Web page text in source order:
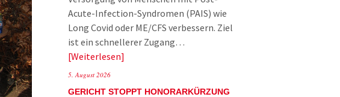
Acute-Infection-Syndromen (PAIS) wie
Long Covid oder ME/CFS verbessern. Ziel
ist ein schnellerer Zugang…
Weiterlesen
5. August 2026
GERICHT STOPPT HONORARKÜRZUNG